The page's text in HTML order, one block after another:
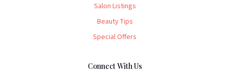
Salon Listings
Beauty Tips
Special Offers
Connect With Us